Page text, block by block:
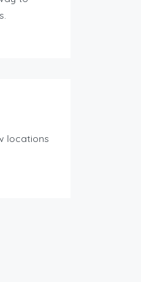
locations